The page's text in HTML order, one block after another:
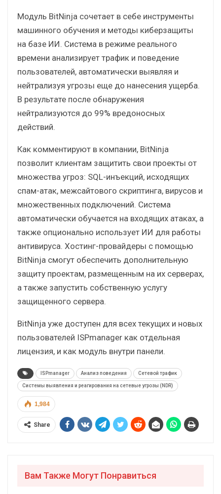
Модуль BitNinja сочетает в себе инструменты
машинного обучения и методы киберзащиты
на базе ИИ. Система в режиме реального
времени анализирует трафик и поведение
пользователей, автоматически выявляя и
нейтрализуя угрозы еще до нанесения ущерба.
В результате после обнаружения
нейтрализуются до 99% вредоносных
действий.
Как комментируют в компании, BitNinja
позволит клиентам защитить свои проекты от
множества угроз: SQL-инъекций, исходящих
спам-атак, межсайтового скриптинга, вирусов и
множественных подключений. Система
автоматически обучается на входящих атаках, а
также опционально использует ИИ для работы
антивируса. Хостинг-провайдеры с помощью
BitNinja смогут обеспечить дополнительную
защиту проектам, размещенным на их серверах,
а также запустить собственную услугу
защищенного сервера.
BitNinja уже доступен для всех текущих и новых
пользователей ISPmanager как отдельная
лицензия, и как модуль внутри панели.
ISPmanager Анализ поведения Сетевой трафик
Системы выявления и реагирования на сетевые угрозы (NDR)
1,984
Share
Вам Также Могут Понравиться